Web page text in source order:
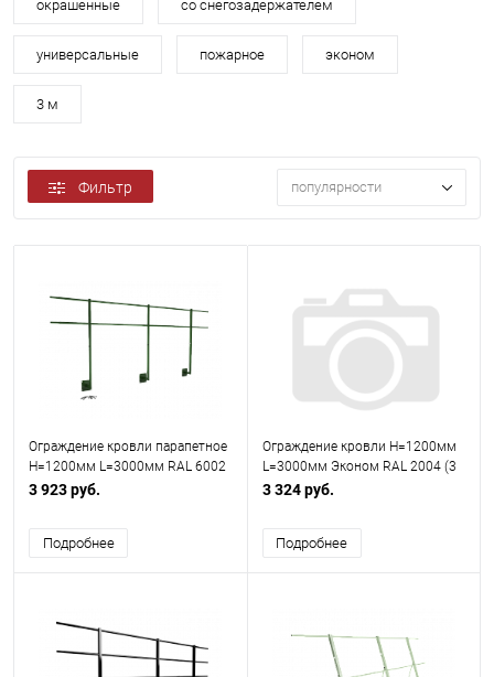
окрашенные со снегозадержателем
универсальные пожарное эконом
3 м
Фильтр популярности
Ограждение кровли парапетное
H=1200мм L=3000мм RAL 6002
(Тип 2)
3 923 руб.
Подробнее
Ограждение кровли H=1200мм
L=3000мм Эконом RAL 2004 (3
Трубы)
3 324 руб.
Подробнее